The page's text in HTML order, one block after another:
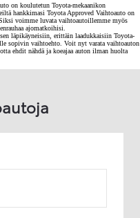
on koulutetun Toyota-mekaanikon
hankkimasi Toyota Approved Vaihtoauto on
voimme luvata vaihtoautoillemme myös
ajomatkoihisi.
läpikäyneisiin, erittäin laadukkaisiin Toyota-
sopivin vaihtoehto. Voit nyt varata vaihtoauton
ehdit nähdä ja koeajaa auton ilman huolta